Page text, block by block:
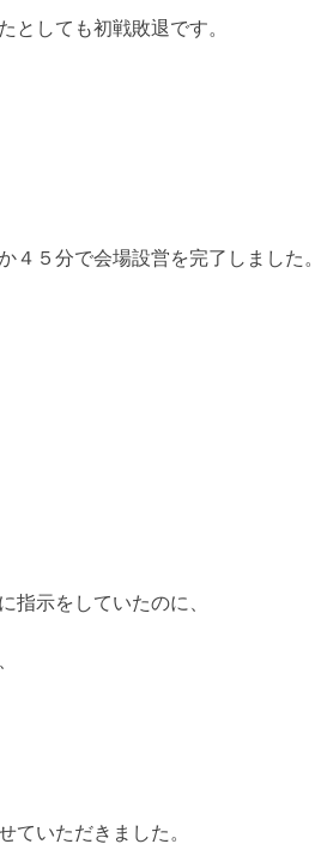
としても初戦敗退です。
５分で会場設営を完了しました。
指示をしていたのに、
ていただきました。